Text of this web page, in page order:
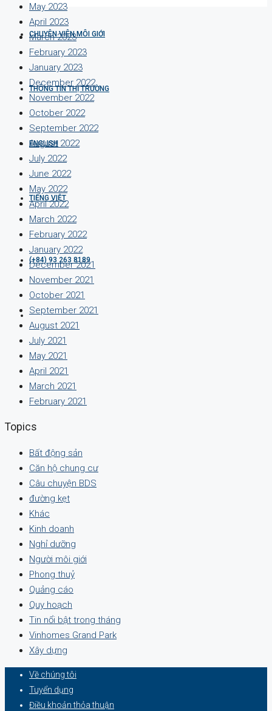
CHUYÊN VIÊN MÔI GIỚI
THÔNG TIN THỊ TRƯỜNG
ENGLISH
TIẾNG VIỆT
(+84) 93 263 8189
May 2023
April 2023
March 2023
February 2023
January 2023
December 2022
November 2022
October 2022
September 2022
August 2022
July 2022
June 2022
May 2022
April 2022
March 2022
February 2022
January 2022
December 2021
November 2021
October 2021
September 2021
August 2021
July 2021
May 2021
April 2021
March 2021
February 2021
Topics
Bất động sản
Căn hộ chung cư
Câu chuyện BDS
đường kẹt
Khác
Kinh doanh
Nghỉ dưỡng
Người môi giới
Phong thuỷ
Quảng cáo
Quy hoạch
Tin nổi bật trong tháng
Vinhomes Grand Park
Xây dựng
Về chúng tôi
Tuyển dụng
Điều khoản thỏa thuận